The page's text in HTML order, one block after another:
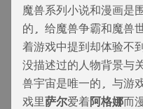
魔兽系列小说和漫画是
的, 给魔兽争霸和魔兽
着游戏中提到却体验不
没描述过的人物背景
兽宇宙是唯一的, 与游
戏里萨尔爱着阿格娜而